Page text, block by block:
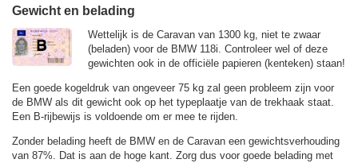
Gewicht en belading
Wettelijk is de Caravan van 1300 kg, niet te zwaar
(beladen) voor de BMW 118i. Controleer wel of deze
gewichten ook in de officiële papieren (kenteken) staan!
Een goede kogeldruk van ongeveer 75 kg zal geen probleem zijn voor
de BMW als dit gewicht ook op het typeplaatje van de trekhaak staat.
Een B-rijbewijs is voldoende om er mee te rijden.
Zonder belading heeft de BMW en de Caravan een gewichtsverhouding
van 87%. Dat is aan de hoge kant. Zorg dus voor goede belading met